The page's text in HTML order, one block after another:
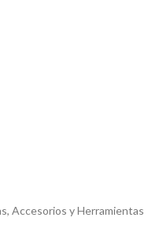
, Accesorios y Herramientas